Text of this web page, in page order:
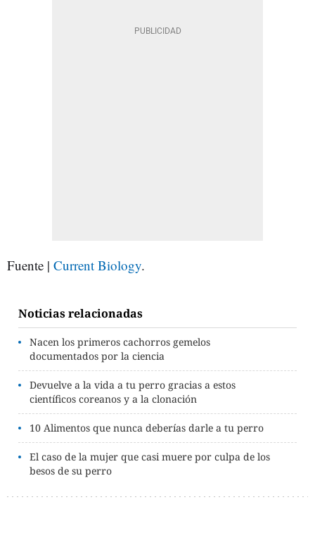
Fuente | Current Biology.
Noticias relacionadas
Nacen los primeros cachorros gemelos
documentados por la ciencia
Devuelve a la vida a tu perro gracias a estos
científicos coreanos y a la clonación
10 Alimentos que nunca deberías darle a tu perro
El caso de la mujer que casi muere por culpa de los
besos de su perro